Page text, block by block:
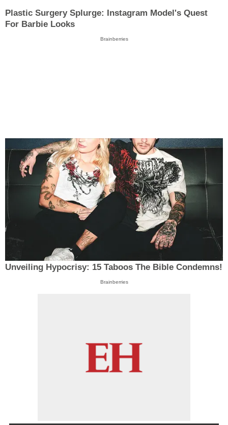
Plastic Surgery Splurge: Instagram Model's Quest
For Barbie Looks
Brainberries
Unveiling Hypocrisy: 15 Taboos The Bible Condemns!
Brainberries